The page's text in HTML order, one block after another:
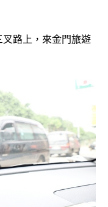
路上，來金門旅遊